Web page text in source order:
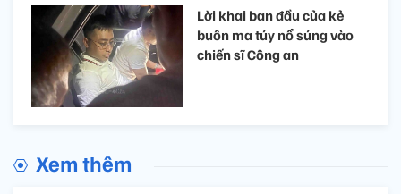
Lời khai ban đầu của kẻ
buôn ma túy nổ súng vào
chiến sĩ Công an
Xem thêm